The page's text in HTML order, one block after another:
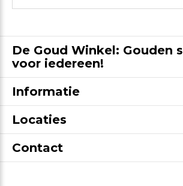
De Goud Winkel: Gouden
voor iedereen!
Informatie
Locaties
Contact